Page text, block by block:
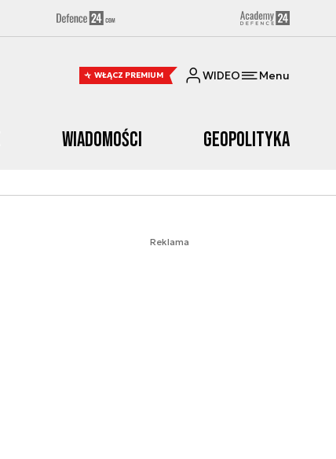
WŁĄCZ PREMIUM WIDEO Menu
Wiadomości Geopolityka
Reklama